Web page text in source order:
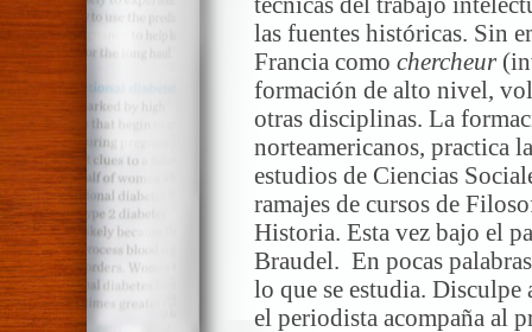
las fuentes históricas. Sin
Francia como chercheur
formación de alto nivel,
otras disciplinas. La
norteamericanos, practica
estudios de Ciencias
ramajes de cursos de
Historia. Esta vez bajo el
Braudel. En pocas
lo que se estudia.
el periodista acompaña al